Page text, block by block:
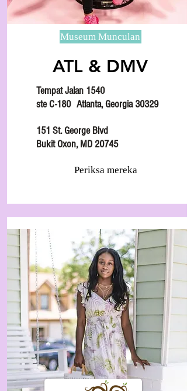
Museum Munculan
ATL & DMV
Tempat Jalan 1540
ste C-180 Atlanta, Georgia 30329
151 St. George Blvd
Bukit Oxon, MD 20745
Periksa mereka